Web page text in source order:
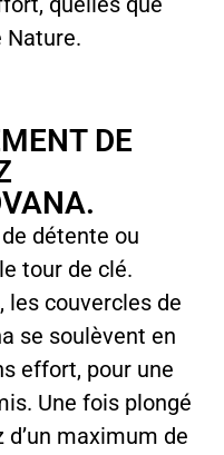
Nature.
DE
détente ou
tour de clé.
couvercles de
se soulèvent en
effort, pour une
Une fois plongé
maximum de